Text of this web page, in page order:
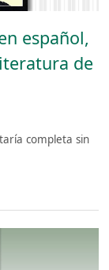
español,
de
completa sin